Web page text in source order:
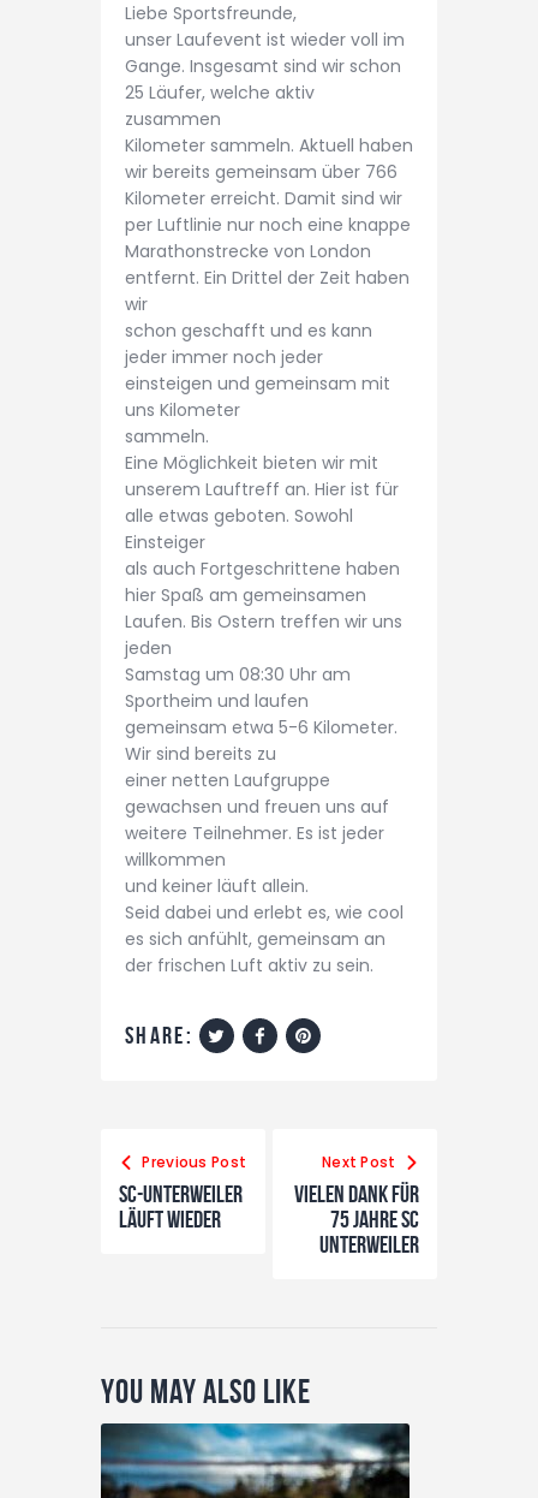
Liebe Sportsfreunde,
unser Laufevent ist wieder voll im
Gange. Insgesamt sind wir schon
25 Läufer, welche aktiv
zusammen
Kilometer sammeln. Aktuell haben
wir bereits gemeinsam über 766
Kilometer erreicht. Damit sind wir
per Luftlinie nur noch eine knappe
Marathonstrecke von London
entfernt. Ein Drittel der Zeit haben
wir
schon geschafft und es kann
jeder immer noch jeder
einsteigen und gemeinsam mit
uns Kilometer
sammeln.
Eine Möglichkeit bieten wir mit
unserem Lauftreff an. Hier ist für
alle etwas geboten. Sowohl
Einsteiger
als auch Fortgeschrittene haben
hier Spaß am gemeinsamen
Laufen. Bis Ostern treffen wir uns
jeden
Samstag um 08:30 Uhr am
Sportheim und laufen
gemeinsam etwa 5-6 Kilometer.
Wir sind bereits zu
einer netten Laufgruppe
gewachsen und freuen uns auf
weitere Teilnehmer. Es ist jeder
willkommen
und keiner läuft allein.
Seid dabei und erlebt es, wie cool
es sich anfühlt, gemeinsam an
der frischen Luft aktiv zu sein.
share:
Previous Post
SC-Unterweiler
Läuft wieder
Next Post
VIELEN DANK FÜR
75 JAHRE SC
UNTERWEILER
You May Also Like